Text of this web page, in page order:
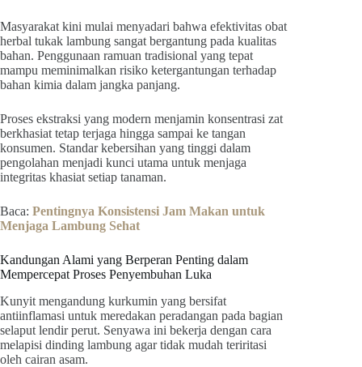
Masyarakat kini mulai menyadari bahwa efektivitas obat
herbal tukak lambung sangat bergantung pada kualitas
bahan. Penggunaan ramuan tradisional yang tepat
mampu meminimalkan risiko ketergantungan terhadap
bahan kimia dalam jangka panjang.
Proses ekstraksi yang modern menjamin konsentrasi zat
berkhasiat tetap terjaga hingga sampai ke tangan
konsumen. Standar kebersihan yang tinggi dalam
pengolahan menjadi kunci utama untuk menjaga
integritas khasiat setiap tanaman.
Baca: Pentingnya Konsistensi Jam Makan untuk
Menjaga Lambung Sehat
Kandungan Alami yang Berperan Penting dalam
Mempercepat Proses Penyembuhan Luka
Kunyit mengandung kurkumin yang bersifat
antiinflamasi untuk meredakan peradangan pada bagian
selaput lendir perut. Senyawa ini bekerja dengan cara
melapisi dinding lambung agar tidak mudah teriritasi
oleh cairan asam.